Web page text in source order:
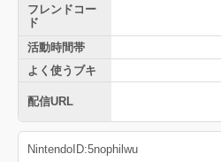
フレンドコー
ド
活動時間帯
よく使うブキ
配信URL
NintendoID:5nophilwu